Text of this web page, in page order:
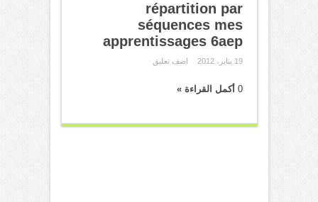
répartition par
séquences mes
apprentissages 6aep
19 يناير، 2012 اضف تعليق
0 أكمل القراءة »